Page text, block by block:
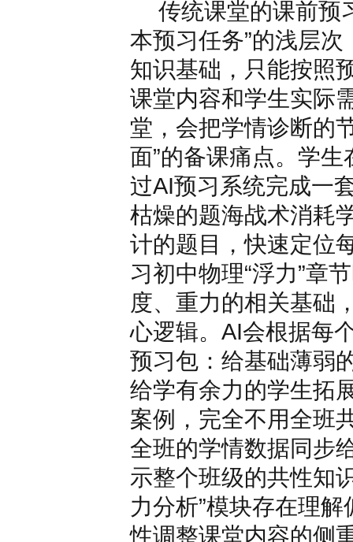
传统课堂的课前预
本预习任务”的浅层
知识基础，只能按照
课堂内容和学生实际
堂，会把学情诊断的
面”的备课痛点。学
过AI预习系统完成一
枯燥的题海战术消耗
计的题目，快速定位
习初中物理“浮力”章
度、重力的相关基础
心逻辑。AI会根据每
预习包：给基础薄弱
给学有余力的学生拓
案例，完全不用全班
全班的学情数据同步
示整个班级的共性知
力分析”模块存在理
性调整课堂内容的侧